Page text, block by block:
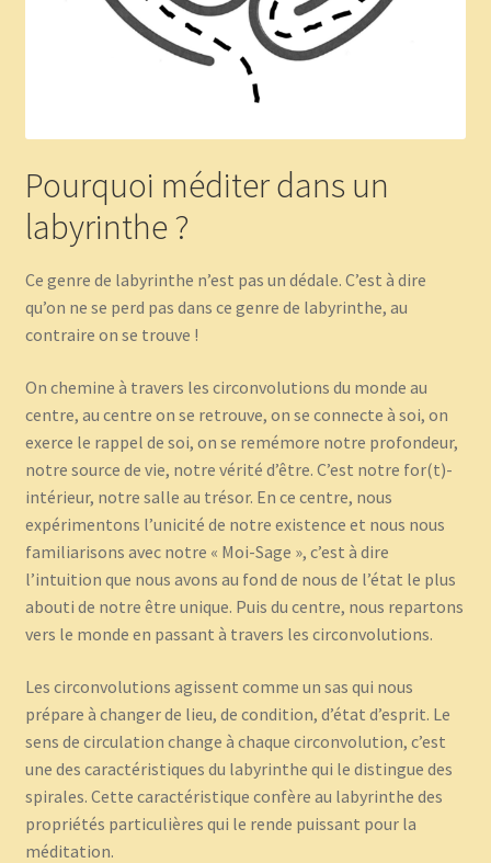
Pourquoi méditer dans un
labyrinthe ?
Ce genre de labyrinthe n’est pas un dédale. C’est à dire
qu’on ne se perd pas dans ce genre de labyrinthe, au
contraire on se trouve !
On chemine à travers les circonvolutions du monde au
centre, au centre on se retrouve, on se connecte à soi, on
exerce le rappel de soi, on se remémore notre profondeur,
notre source de vie, notre vérité d’être. C’est notre for(t)-
intérieur, notre salle au trésor. En ce centre, nous
expérimentons l’unicité de notre existence et nous nous
familiarisons avec notre « Moi-Sage », c’est à dire
l’intuition que nous avons au fond de nous de l’état le plus
abouti de notre être unique. Puis du centre, nous repartons
vers le monde en passant à travers les circonvolutions.
Les circonvolutions agissent comme un sas qui nous
prépare à changer de lieu, de condition, d’état d’esprit. Le
sens de circulation change à chaque circonvolution, c’est
une des caractéristiques du labyrinthe qui le distingue des
spirales. Cette caractéristique confère au labyrinthe des
propriétés particulières qui le rende puissant pour la
méditation.